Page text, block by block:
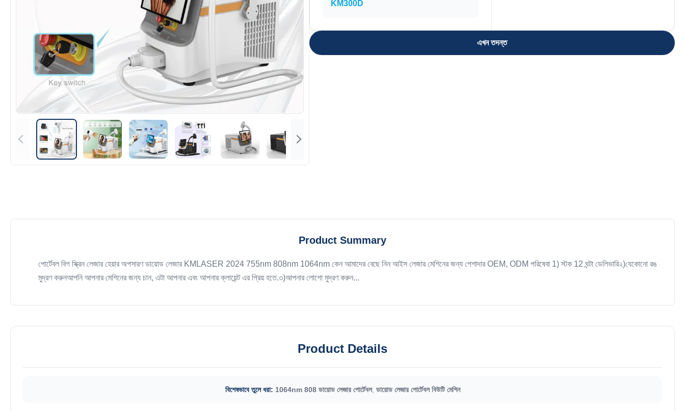
KM300D
এখন তদন্ত
Product Summary
পোর্টেবল বিগ স্ক্রিন লেজার হেয়ার অপসারণ ডায়োড লেজার KMLASER 2024 755nm 808nm 1064nm কেন আমাদের বেছে নিন আইস লেজার মেশিনের জন্য পেশাদার OEM, ODM পরিষেবা 1) স্টক 12 ঘন্টা ডেলিভারি২)যেকোনো রঙ
মুদ্রণ করুনআপনি আপনার মেশিনের জন্য চান, এটা আপনার এবং আপনার ক্লায়েন্ট এর প্রিয় হতে.৩)আপনার লোগো মুদ্রণ করুন...
Product Details
বিশেষভাবে তুলে ধরা: 1064nm 808 ডায়োড লেজার পোর্টেবল, ডায়োড লেজার পোর্টেবল বিউটি মেশিন